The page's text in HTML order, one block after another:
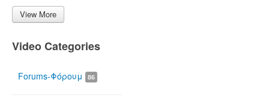
View More
Video Categories
Forums-Φόρουμ 86